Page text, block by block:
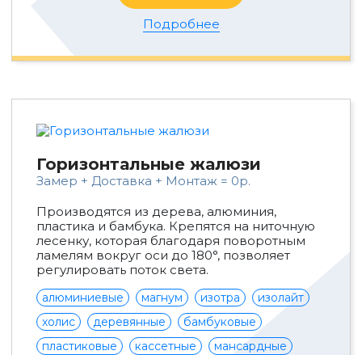
Подробнее
Горизонтальные жалюзи
Замер + Доставка + Монтаж = 0р.
Производятся из дерева, алюминия,
пластика и бамбука. Крепятся на ниточную
лесенку, которая благодаря поворотным
ламелям вокруг оси до 180°, позволяет
регулировать поток света.
алюминиевые магнум изотра
изолайт
холис
деревянные
бамбуковые
пластиковые
кассетные
мансардные